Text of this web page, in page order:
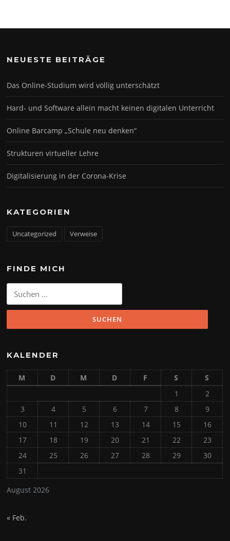
NEUESTE BEITRÄGE
Das Online-Studium wird völlig unterschätzt
Hard- und Software allein macht keinen digitalen Unterricht
Online Barcamp „Schule neu denken“
Strukturen virtueller Lehre
Digitalisierung in der Corona-Krise
KATEGORIEN
Uncategorized Verweise
FINDE MICH
Suchen
KALENDER
August 2026
M D M D F S
S
1
2
3
4 5 6 7 8
9
10
11 12 13 14 15
16
17
18 19 20 21 22
23
24
25 26 27 28 29
30
31
« Feb.